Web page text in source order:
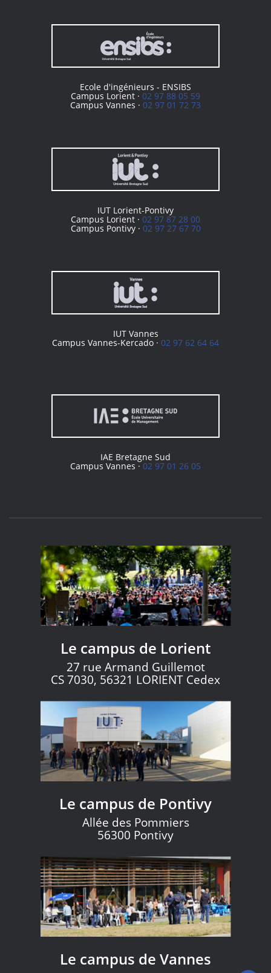
Ecole d'ingénieurs - ENSIBS
Campus Lorient · 02 97 88 05 59
Campus Vannes · 02 97 01 72 73
IUT Lorient-Pontivy
Campus Lorient · 02 97 87 28 00
Campus Pontivy · 02 97 27 67 70
IUT Vannes
Campus Vannes-Kercado · 02 97 62 64 64
IAE Bretagne Sud
Campus Vannes ·02 97 01 26 05
Le campus de Lorient
27 rue Armand Guillemot
CS 7030, 56321 LORIENT Cedex
Le campus de Pontivy
Allée des Pommiers
56300 Pontivy
Le campus de Vannes